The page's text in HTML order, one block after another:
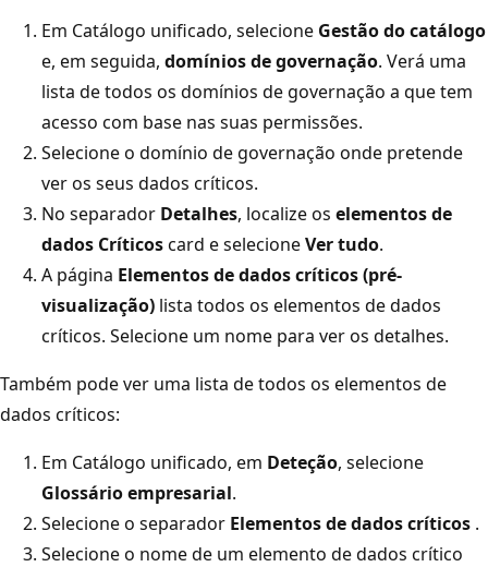
Em Catálogo unificado, selecione Gestão do catálogo
e, em seguida, domínios de governação. Verá uma
lista de todos os domínios de governação a que tem
acesso com base nas suas permissões.
Selecione o domínio de governação onde pretende
ver os seus dados críticos.
No separador Detalhes, localize os elementos de
dados Críticoscard e selecioneVer tudo.
A página Elementos de dados críticos (pré-
visualização) lista todos os elementos de dados
críticos. Selecione um nome para ver os detalhes.
Também pode ver uma lista de todos os elementos de
dados críticos:
Em Catálogo unificado, em Deteção, selecione
Glossário empresarial.
Selecione o separador Elementos de dados críticos .
Selecione o nome de um elemento de dados crítico